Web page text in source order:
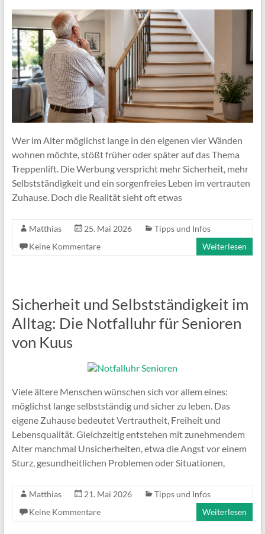
Wer im Alter möglichst lange in den eigenen vier Wänden
wohnen möchte, stößt früher oder später auf das Thema
Treppenlift. Die Werbung verspricht mehr Sicherheit, mehr
Selbstständigkeit und ein sorgenfreies Leben im vertrauten
Zuhause. Doch die Realität sieht oft etwas
Matthias 25. Mai 2026
Tipps und Infos
Keine Kommentare
Weiterlesen
Sicherheit und Selbstständigkeit im
Alltag: Die Notfalluhr für Senioren
von Kuus
Viele ältere Menschen wünschen sich vor allem eines:
möglichst lange selbstständig und sicher zu leben. Das
eigene Zuhause bedeutet Vertrautheit, Freiheit und
Lebensqualität. Gleichzeitig entstehen mit zunehmendem
Alter manchmal Unsicherheiten, etwa die Angst vor einem
Sturz, gesundheitlichen Problemen oder Situationen,
Matthias 21. Mai 2026
Tipps und Infos
Keine Kommentare
Weiterlesen